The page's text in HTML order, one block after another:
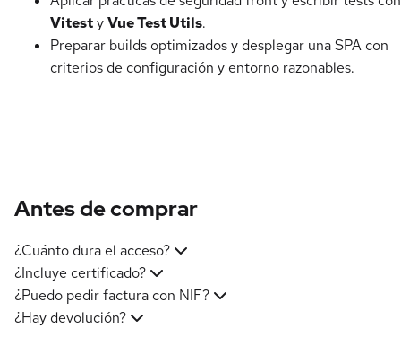
VitestyVue Test Utils.
Preparar builds optimizados y desplegar una SPA con
criterios de configuración y entorno razonables.
Antes de comprar
¿Cuánto dura el acceso?
¿Incluye certificado?
¿Puedo pedir factura con NIF?
¿Hay devolución?